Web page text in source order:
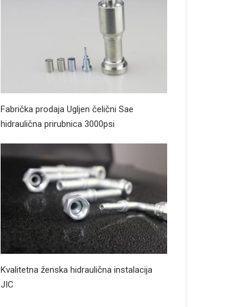
Fabrička prodaja Ugljen čelični Sae
hidraulična prirubnica 3000psi
Kvalitetna ženska hidraulična instalacija
JIC